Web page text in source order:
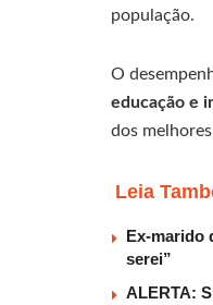
população.
O
educação e
dos
Leia
Ex-marido
serei”
ALERTA: